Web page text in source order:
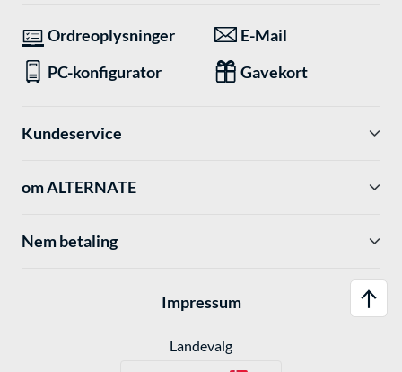
Ordreoplysninger
E-Mail
PC-konfigurator
Gavekort
Kundeservice
om ALTERNATE
Nem betaling
Impressum
Landevalg